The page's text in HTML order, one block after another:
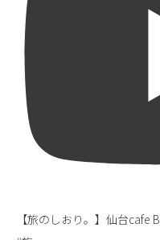
【旅のしおり。】仙台cafe